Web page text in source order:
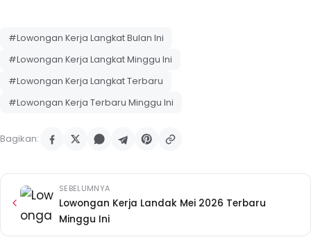
#Lowongan Kerja Langkat Bulan Ini
#Lowongan Kerja Langkat Minggu Ini
#Lowongan Kerja Langkat Terbaru
#Lowongan Kerja Terbaru Minggu Ini
Bagikan:
SEBELUMNYA
Lowongan Kerja Landak Mei 2026 Terbaru
Minggu Ini